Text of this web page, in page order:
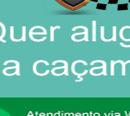
em indianópolis
em Jardim América
Jardim Saúde
Jardim Europa
Jardim Paulista
Jardim sul